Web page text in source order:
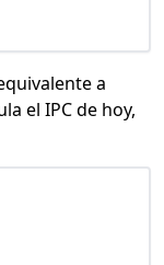
a
el IPC de hoy,